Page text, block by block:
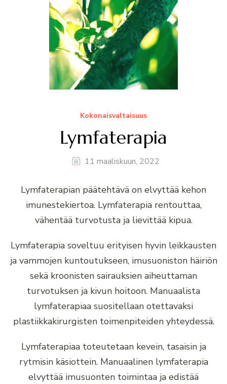
Kokonaisvaltaisuus
Lymfaterapia
11 maaliskuun, 2022
Lymfaterapian päätehtävä on elvyttää kehon
imunestekiertoa. Lymfaterapia rentouttaa,
vähentää turvotusta ja lievittää kipua.
Lymfaterapia soveltuu erityisen hyvin leikkausten
ja vammojen kuntoutukseen, imusuoniston häiriön
sekä kroonisten sairauksien aiheuttaman
turvotuksen ja kivun hoitoon. Manuaalista
lymfaterapiaa suositellaan otettavaksi
plastiikkakirurgisten toimenpiteiden yhteydessä.
Lymfaterapiaa toteutetaan kevein, tasaisin ja
rytmisin käsiottein. Manuaalinen lymfaterapia
elvyttää imusuonten toimintaa ja edistää